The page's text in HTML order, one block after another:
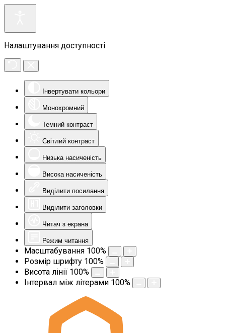
Налаштування доступності
Інвертувати кольори
Монохромний
Темний контраст
Світлий контраст
Низька насиченість
Висока насиченість
Виділити посилання
Виділити заголовки
Читач з екрана
Режим читання
Масштабування 100%
Розмір шрифту 100%
Висота лінії 100%
Інтервал між літерами 100%